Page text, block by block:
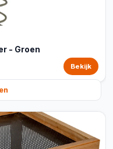
- Groen
Bekijk